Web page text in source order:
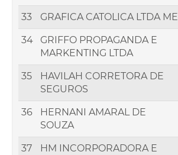
33 GRAFICA CATOLICA LTDA ME
34
GRIFFO PROPAGANDA E
MARKENTING LTDA
35
HAVILAH CORRETORA DE
SEGUROS
36
HERNANI AMARAL DE
SOUZA
37
HM INCORPORADORA E